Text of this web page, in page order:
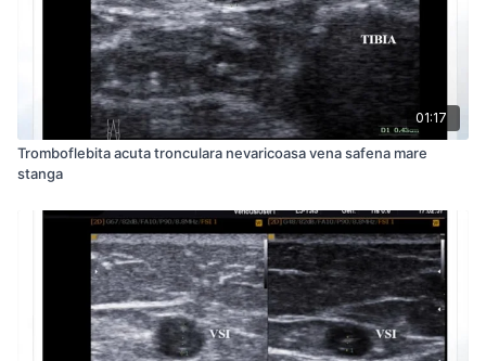
01:17
Tromboflebita acuta tronculara nevaricoasa vena safena mare
stanga